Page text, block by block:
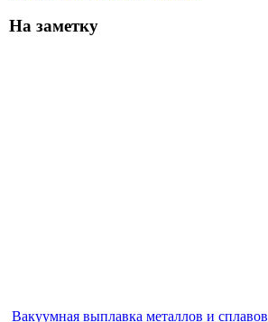
На заметку
Вакуумная выплавка металлов и сплавов